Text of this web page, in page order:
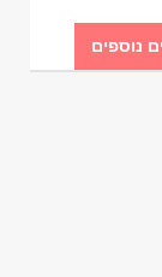
נוספים